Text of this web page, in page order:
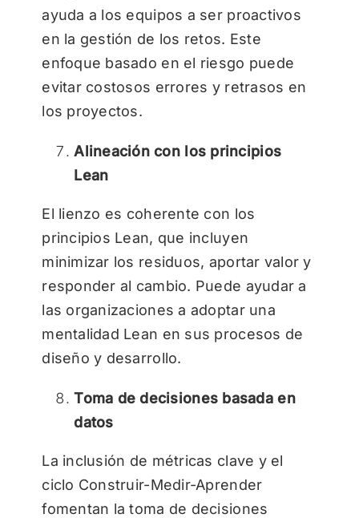
ayuda a los equipos a ser proactivos
en la gestión de los retos. Este
enfoque basado en el riesgo puede
evitar costosos errores y retrasos en
los proyectos.
Alineación con los principios
Lean
El lienzo es coherente con los
principios Lean, que incluyen
minimizar los residuos, aportar valor y
responder al cambio. Puede ayudar a
las organizaciones a adoptar una
mentalidad Lean en sus procesos de
diseño y desarrollo.
Toma de decisiones basada en
datos
La inclusión de métricas clave y el
ciclo Construir-Medir-Aprender
fomentan la toma de decisiones